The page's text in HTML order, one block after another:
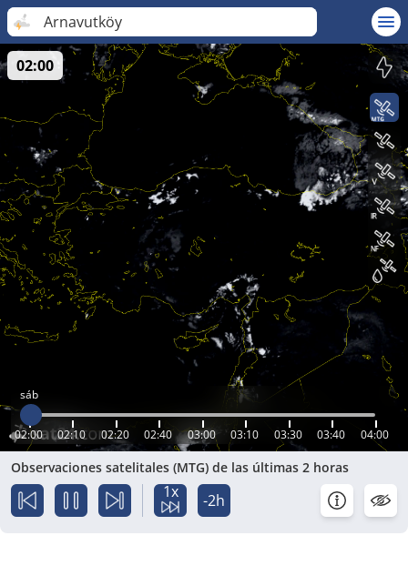
Arnavutköy
sáb
02:00 02:10 02:20 02:40 03:00 03:10 03:30 03:40 04:00
02:00
Observaciones satelitales (MTG) de las últimas 2 horas
1x -2h